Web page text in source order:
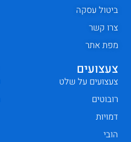
ביטול עסקה
צרו קשר
מפת אתר
צעצועים
צעצועים על שלט
רובוטים
דמויות
הובי